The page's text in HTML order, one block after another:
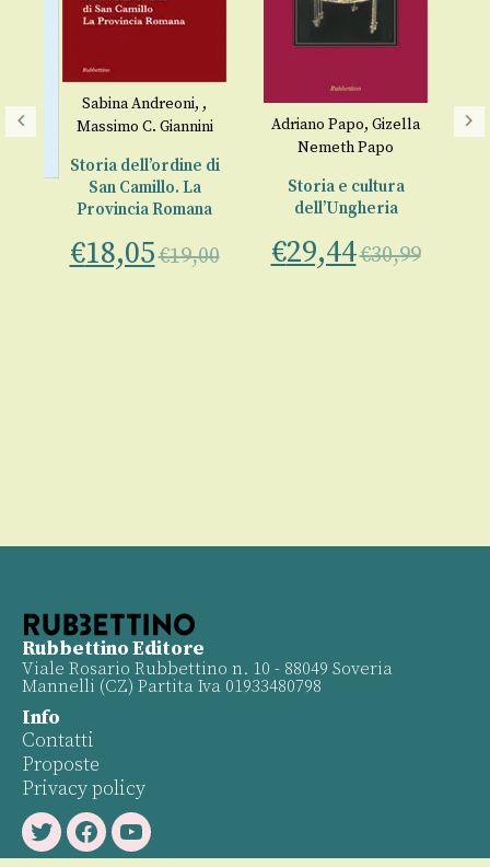
Sabina Andreoni, ,
Massimo C. Giannini
Storia dell’ordine di
San Camillo. La
Provincia Romana
€18,05€19,00
Adriano Papo, Gizella
Nemeth Papo
Storia e cultura
dell’Ungheria
€29,44€30,99
Rubbettino Editore
Viale Rosario Rubbettino n. 10 - 88049 Soveria
Mannelli (CZ) Partita Iva 01933480798
Info
Contatti
Proposte
Privacy policy
TwitterFacebookYoutube